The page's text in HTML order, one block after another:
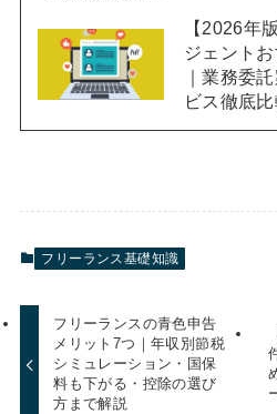
【2026年
ジェント
｜業務委
ビス徹底
フリーランス基礎知識
フリーランスの青色申告
メリット7つ｜年収別節税
シミュレーション・国保
料も下がる・控除の選び
方まで解説